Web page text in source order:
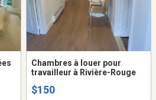
Chambres à louer pour
travailleur à Rivière-Rouge
$150